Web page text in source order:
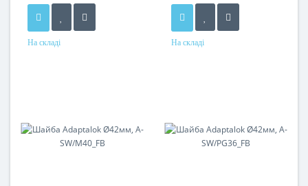
На складі На складі